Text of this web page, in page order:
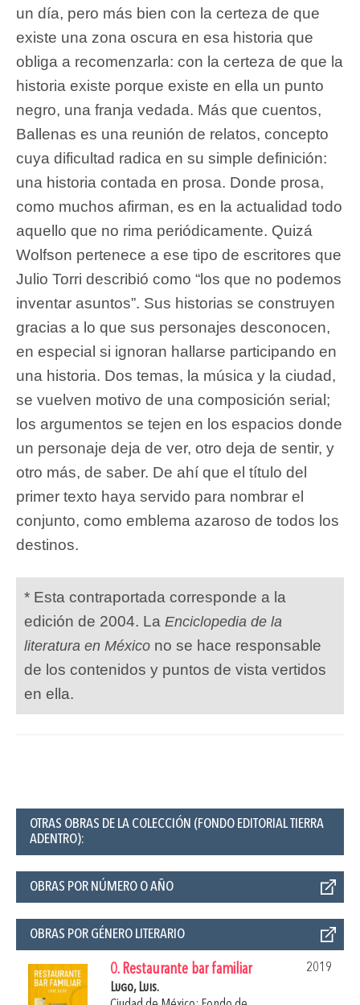
un día, pero más bien con la certeza de que
existe una zona oscura en esa historia que
obliga a recomenzarla: con la certeza de que la
historia existe porque existe en ella un punto
negro, una franja vedada. Más que cuentos,
Ballenas es una reunión de relatos, concepto
cuya dificultad radica en su simple definición:
una historia contada en prosa. Donde prosa,
como muchos afirman, es en la actualidad todo
aquello que no rima periódicamente. Quizá
Wolfson pertenece a ese tipo de escritores que
Julio Torri describió como “los que no podemos
inventar asuntos”. Sus historias se construyen
gracias a lo que sus personajes desconocen,
en especial si ignoran hallarse participando en
una historia. Dos temas, la música y la ciudad,
se vuelven motivo de una composición serial;
los argumentos se tejen en los espacios donde
un personaje deja de ver, otro deja de sentir, y
otro más, de saber. De ahí que el título del
primer texto haya servido para nombrar el
conjunto, como emblema azaroso de todos los
destinos.
* Esta contraportada corresponde a la
edición de 2004. La Enciclopedia de la
literatura en México no se hace responsable
de los contenidos y puntos de vista vertidos
en ella.
OTRAS OBRAS DE LA COLECCIÓN (FONDO EDITORIAL TIERRA
ADENTRO):
OBRAS POR NÚMERO O AÑO
OBRAS POR GÉNERO LITERARIO
0. Restaurante bar familiar
2019
Lugo, Luis.